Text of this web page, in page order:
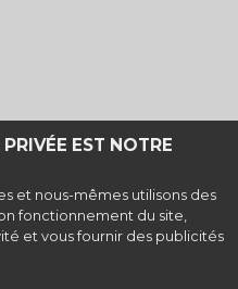
EST NOTRE
et nous-mêmes utilisons des
fonctionnement du site,
et vous fournir des publicités
Haut de page
- 59700 Marcq-en Baroeul